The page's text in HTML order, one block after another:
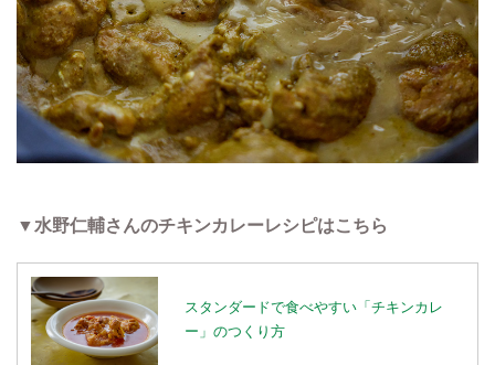
▼水野仁輔さんのチキンカレーレシピはこちら
スタンダードで食べやすい「チキンカレ
ー」のつくり方